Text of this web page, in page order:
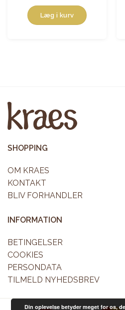
Læg i kurv
SHOPPING
OM KRAES
KONTAKT
BLIV FORHANDLER
INFORMATION
BETINGELSER
COOKIES
PERSONDATA
TILMELD NYHEDSBREV
Din oplevelse betyder meget for os,